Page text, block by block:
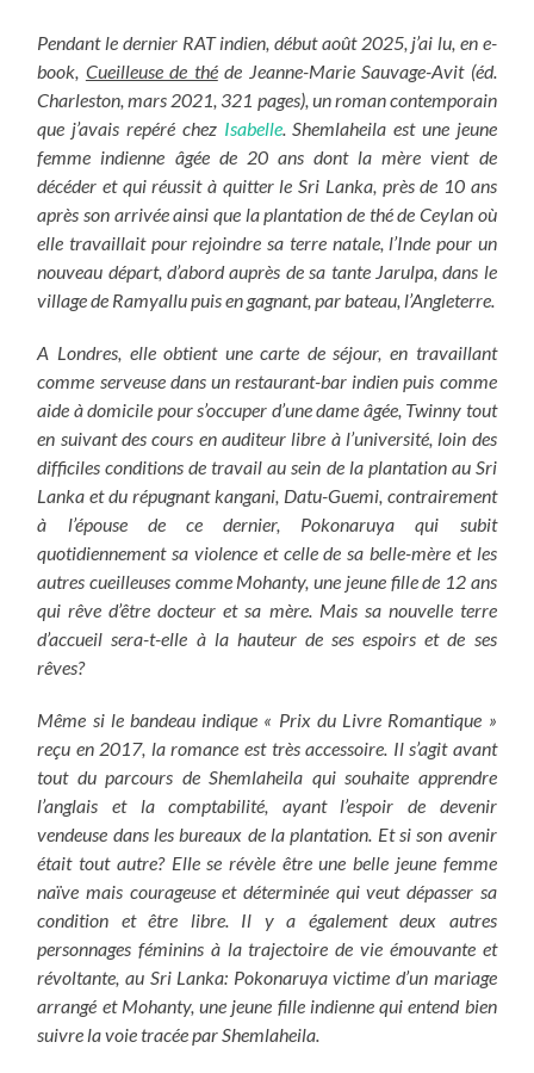
Pendant le dernier RAT indien, début août 2025, j’ai lu, en e-
book, Cueilleuse de théde Jeanne-Marie Sauvage-Avit (éd.
Charleston, mars 2021, 321 pages), un roman contemporain
que j’avais repéré chez Isabelle. Shemlaheila est une jeune
femme indienne âgée de 20 ans dont la mère vient de
décéder et qui réussit à quitter le Sri Lanka, près de 10 ans
après son arrivée ainsi que la plantation de thé de Ceylan où
elle travaillait pour rejoindre sa terre natale, l’Inde pour un
nouveau départ, d’abord auprès de sa tante Jarulpa, dans le
village de Ramyallu puis en gagnant, par bateau, l’Angleterre.
A Londres, elle obtient une carte de séjour, en travaillant
comme serveuse dans un restaurant-bar indien puis comme
aide à domicile pour s’occuper d’une dame âgée, Twinny tout
en suivant des cours en auditeur libre à l’université, loin des
difficiles conditions de travail au sein de la plantation au Sri
Lanka et du répugnant kangani, Datu-Guemi, contrairement
à l’épouse de ce dernier, Pokonaruya qui subit
quotidiennement sa violence et celle de sa belle-mère et les
autres cueilleuses comme Mohanty, une jeune fille de 12 ans
qui rêve d’être docteur et sa mère. Mais sa nouvelle terre
d’accueil sera-t-elle à la hauteur de ses espoirs et de ses
rêves?
Même si le bandeau indique « Prix du Livre Romantique »
reçu en 2017, la romance est très accessoire. Il s’agit avant
tout du parcours de Shemlaheila qui souhaite apprendre
l’anglais et la comptabilité, ayant l’espoir de devenir
vendeuse dans les bureaux de la plantation. Et si son avenir
était tout autre? Elle se révèle être une belle jeune femme
naïve mais courageuse et déterminée qui veut dépasser sa
condition et être libre. Il y a également deux autres
personnages féminins à la trajectoire de vie émouvante et
révoltante, au Sri Lanka: Pokonaruya victime d’un mariage
arrangé et Mohanty, une jeune fille indienne qui entend bien
suivre la voie tracée par Shemlaheila.